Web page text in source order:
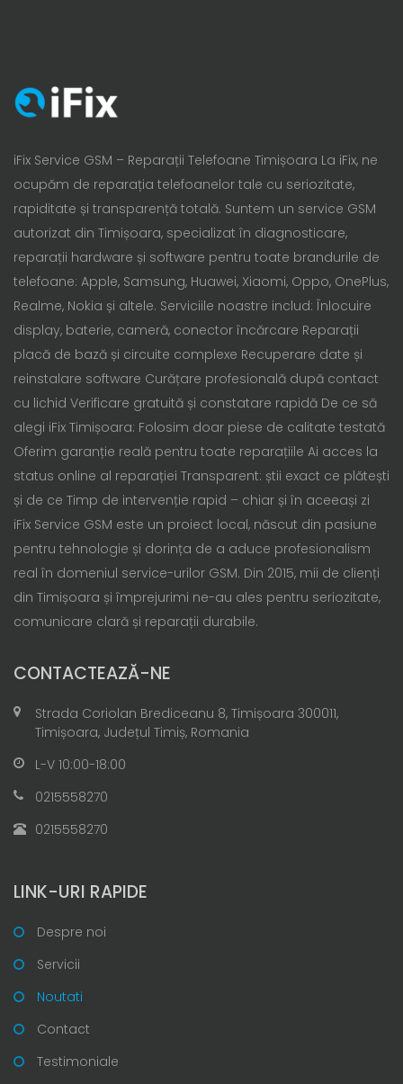
iFix Service GSM – Reparații Telefoane Timișoara La iFix, ne
ocupăm de reparația telefoanelor tale cu seriozitate,
rapiditate și transparență totală. Suntem un service GSM
autorizat din Timișoara, specializat în diagnosticare,
reparații hardware și software pentru toate brandurile de
telefoane: Apple, Samsung, Huawei, Xiaomi, Oppo, OnePlus,
Realme, Nokia și altele. Serviciile noastre includ: Înlocuire
display, baterie, cameră, conector încărcare Reparații
placă de bază și circuite complexe Recuperare date și
reinstalare software Curățare profesională după contact
cu lichid Verificare gratuită și constatare rapidă De ce să
alegi iFix Timișoara: Folosim doar piese de calitate testată
Oferim garanție reală pentru toate reparațiile Ai acces la
status online al reparației Transparent: știi exact ce plătești
și de ce Timp de intervenție rapid – chiar și în aceeași zi
iFix Service GSM este un proiect local, născut din pasiune
pentru tehnologie și dorința de a aduce profesionalism
real în domeniul service-urilor GSM. Din 2015, mii de clienți
din Timișoara și împrejurimi ne-au ales pentru seriozitate,
comunicare clară și reparații durabile.
CONTACTEAZĂ-NE
Strada Coriolan Brediceanu 8, Timișoara 300011,
Timișoara, Județul Timiș, Romania
L-V 10:00-18:00
0215558270
0215558270
LINK-URI RAPIDE
Despre noi
Servicii
Noutati
Contact
Testimoniale